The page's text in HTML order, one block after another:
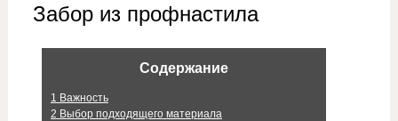
Забор из профнастила
Содержание
1 Важность
2 Выбор подходящего материала